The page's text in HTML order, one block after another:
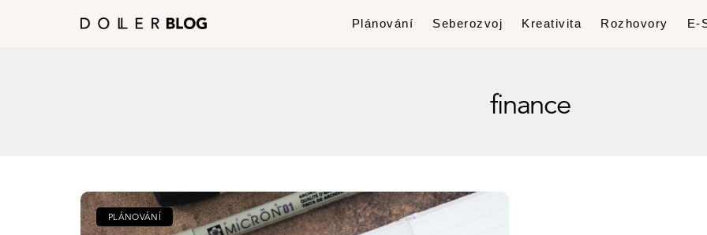
Plánování Seberozvoj Kreativita Rozhovory E-
finance
PLÁNOVÁNÍ